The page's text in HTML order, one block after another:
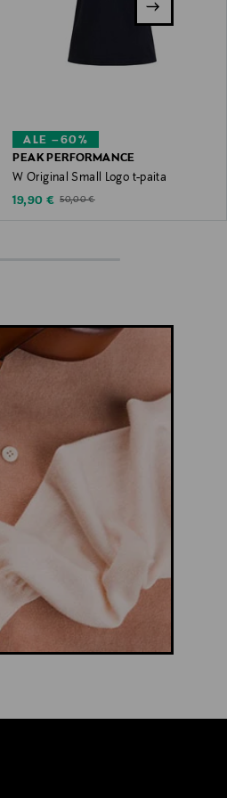
ALE –60%
PEAK PERFORMANCE
W Original Small Logo t-paita
Discounted Price
19,90 € Original Price
50,00 €